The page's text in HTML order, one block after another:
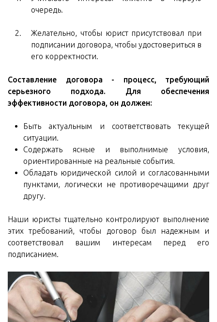
очередь.
Желательно, чтобы юрист присутствовал при
подписании договора, чтобы удостовериться в
его корректности.
Составление договора - процесс, требующий
серьезного подхода. Для обеспечения
эффективности договора, он должен:
Быть актуальным и соответствовать текущей
ситуации.
Содержать ясные и выполнимые условия,
ориентированные на реальные события.
Обладать юридической силой и согласованными
пунктами, логически не противоречащими друг
другу.
Наши юристы тщательно контролируют выполнение
этих требований, чтобы договор был надежным и
соответствовал вашим интересам перед его
подписанием.